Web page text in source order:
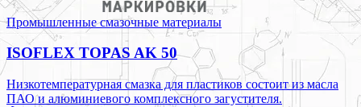
Промышленные смазочные материалы
ISOFLEX TOPAS AK 50
Низкотемпературная смазка для пластиков состоит из масла
ПАО и алюминиевого комплексного загустителя.